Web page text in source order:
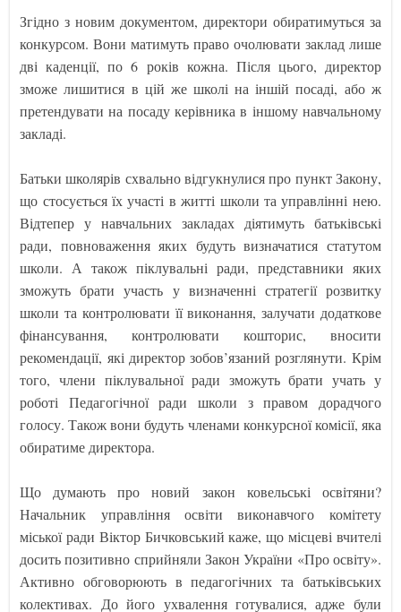
Згідно з новим документом, директори обиратимуться за
конкурсом. Вони матимуть право очолювати заклад лише
дві каденції, по 6 років кожна. Після цього, директор
зможе лишитися в цій же школі на іншій посаді, або ж
претендувати на посаду керівника в іншому навчальному
закладі.
Батьки школярів схвально відгукнулися про пункт Закону,
що стосується їх участі в житті школи та управлінні нею.
Відтепер у навчальних закладах діятимуть батьківські
ради, повноваження яких будуть визначатися статутом
школи. А також піклувальні ради, представники яких
зможуть брати участь у визначенні стратегії розвитку
школи та контролювати її виконання, залучати додаткове
фінансування, контролювати кошторис, вносити
рекомендації, які директор зобов’язаний розглянути. Крім
того, члени піклувальної ради зможуть брати учать у
роботі Педагогічної ради школи з правом дорадчого
голосу. Також вони будуть членами конкурсної комісії, яка
обиратиме директора.
Що думають про новий закон ковельські освітяни?
Начальник управління освіти виконавчого комітету
міської ради Віктор Бичковський каже, що місцеві вчителі
досить позитивно сприйняли Закон України «Про освіту».
Активно обговорюють в педагогічних та батьківських
колективах. До його ухвалення готувалися, адже були